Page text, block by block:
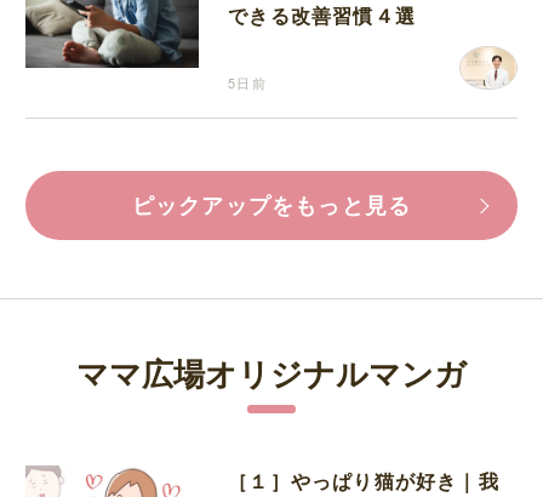
できる改善習慣４選
5日前
ピックアップをもっと見る
ママ広場オリジナルマンガ
［１］やっぱり猫が好き｜我